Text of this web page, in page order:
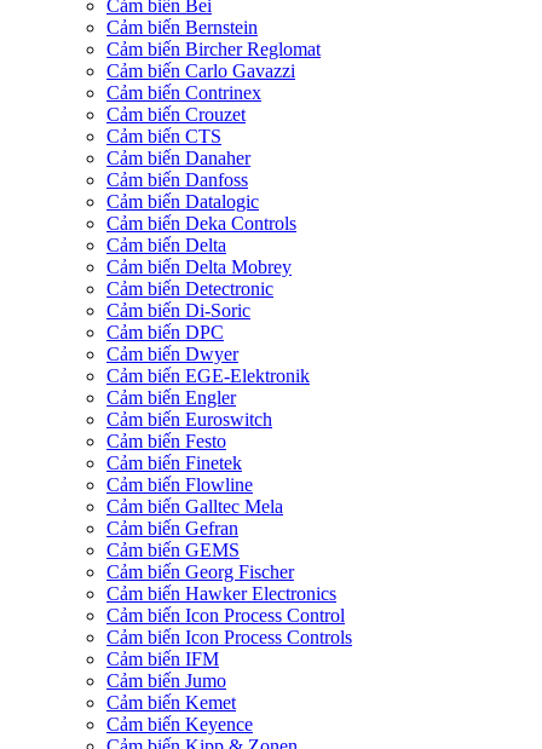
Cảm biến Bei
Cảm biến Bernstein
Cảm biến Bircher Reglomat
Cảm biến Carlo Gavazzi
Cảm biến Contrinex
Cảm biến Crouzet
Cảm biến CTS
Cảm biến Danaher
Cảm biến Danfoss
Cảm biến Datalogic
Cảm biến Deka Controls
Cảm biến Delta
Cảm biến Delta Mobrey
Cảm biến Detectronic
Cảm biến Di-Soric
Cảm biến DPC
Cảm biến Dwyer
Cảm biến EGE-Elektronik
Cảm biến Engler
Cảm biến Euroswitch
Cảm biến Festo
Cảm biến Finetek
Cảm biến Flowline
Cảm biến Galltec Mela
Cảm biến Gefran
Cảm biến GEMS
Cảm biến Georg Fischer
Cảm biến Hawker Electronics
Cảm biến Icon Process Control
Cảm biến Icon Process Controls
Cảm biến IFM
Cảm biến Jumo
Cảm biến Kemet
Cảm biến Keyence